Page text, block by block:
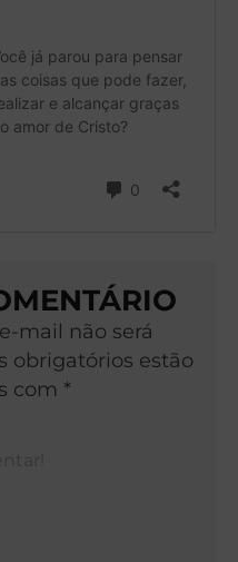
mail não será
obrigatórios estão
com *